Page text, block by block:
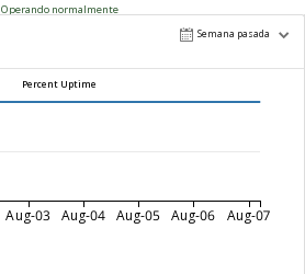
Operando normalmente
Semana pasada
Percent Uptime
Aug-03 Aug-04 Aug-05 Aug-06 Aug-07